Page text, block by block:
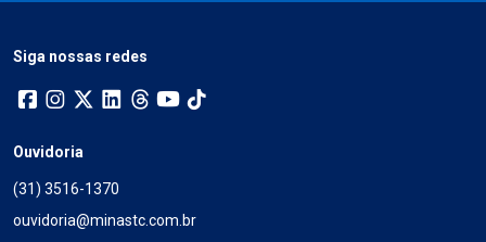
Siga nossas redes
Ouvidoria
(31) 3516-1370
ouvidoria@minastc.com.br